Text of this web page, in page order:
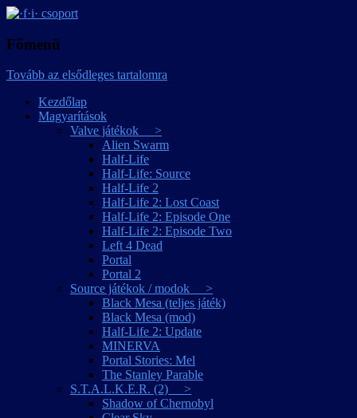
·f·i· csoport
Főmenü
Tovább az elsődleges tartalomra
Kezdőlap
Magyarítások
Valve játékok >
Alien Swarm
Half-Life
Half-Life: Source
Half-Life 2
Half-Life 2: Lost Coast
Half-Life 2: Episode One
Half-Life 2: Episode Two
Left 4 Dead
Portal
Portal 2
Source játékok / modok >
Black Mesa (teljes játék)
Black Mesa (mod)
Half-Life 2: Update
MINERVA
Portal Stories: Mel
The Stanley Parable
S.T.A.L.K.E.R. (2) >
Shadow of Chernobyl